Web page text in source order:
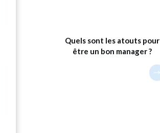
Quels sont les atouts pour
être un bon manager ?